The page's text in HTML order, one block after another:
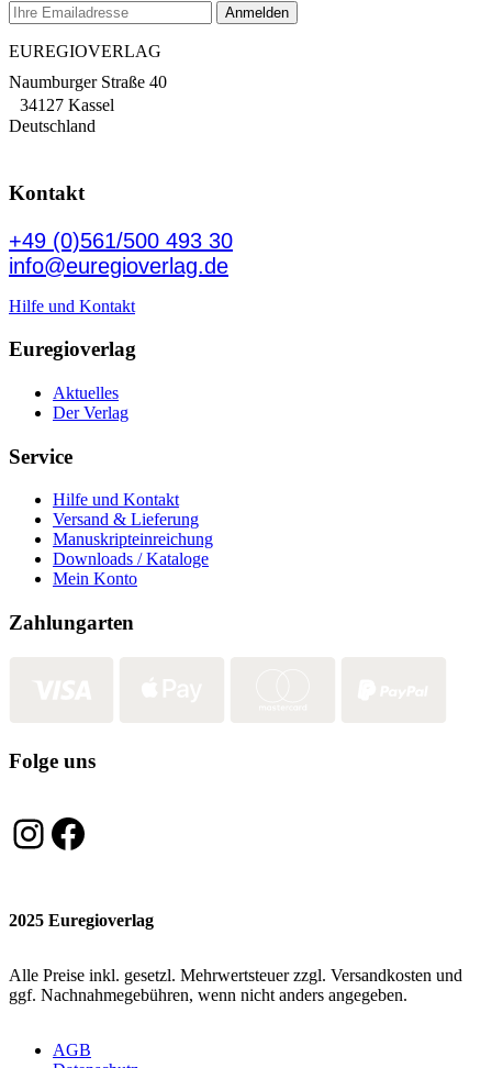
EUREGIOVERLAG
Naumburger Straße 40
34127 Kassel
Deutschland
Kontakt
+49 (0)561/500 493 30
info@euregioverlag.de
Hilfe und Kontakt
Euregioverlag
Aktuelles
Der Verlag
Service
Hilfe und Kontakt
Versand & Lieferung
Manuskripteinreichung
Downloads / Kataloge
Mein Konto
Zahlungarten
Folge uns
Instagram
Facebook
2025 Euregioverlag
Alle Preise inkl. gesetzl. Mehrwertsteuer zzgl. Versandkosten und
ggf. Nachnahmegebühren, wenn nicht anders angegeben.
AGB